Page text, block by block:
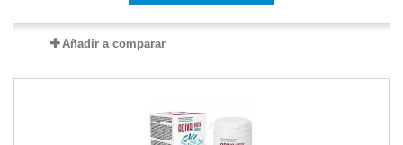
Añadir a comparar